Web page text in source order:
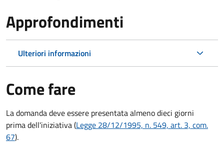
Approfondimenti
Ulteriori informazioni
Come fare
La domanda deve essere presentataalmeno dieci giorni
primadell'iniziativa (Legge 28/12/1995, n. 549, art. 3, com.
67).